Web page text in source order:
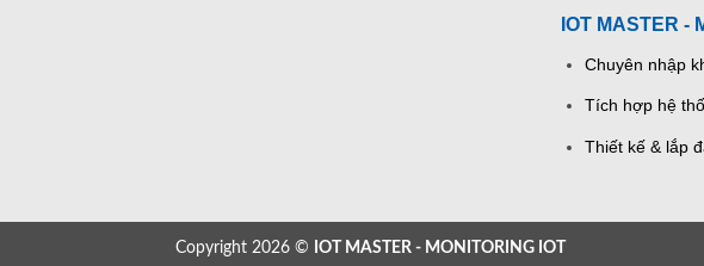
IOT MASTER -
Chuyên nhập
Tích hợp hệ
Thiết kế & lắp
Copyright 2026 © IOT MASTER - MONITORING IOT